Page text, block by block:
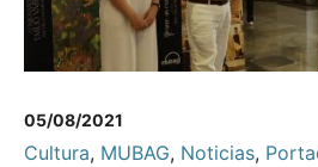
05/08/2021
Cultura, MUBAG, Noticias,